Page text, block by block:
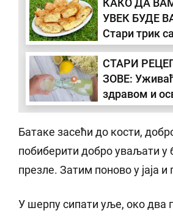
КАКО ДА
УВЕК БУДЕ
Стари трик
јој дати
СТАРИ
ЗОВЕ:
здравом и
напитку
Батаке засећи до кости,
побиберити добро уваљати у
презле. Затим поново у јаја и
У шерпу сипати уље, око два